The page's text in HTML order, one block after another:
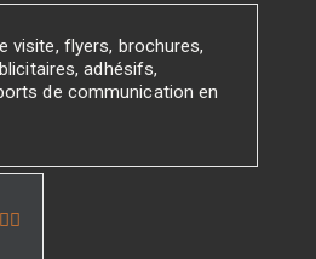
visite, flyers, brochures,
adhésifs,
de communication en